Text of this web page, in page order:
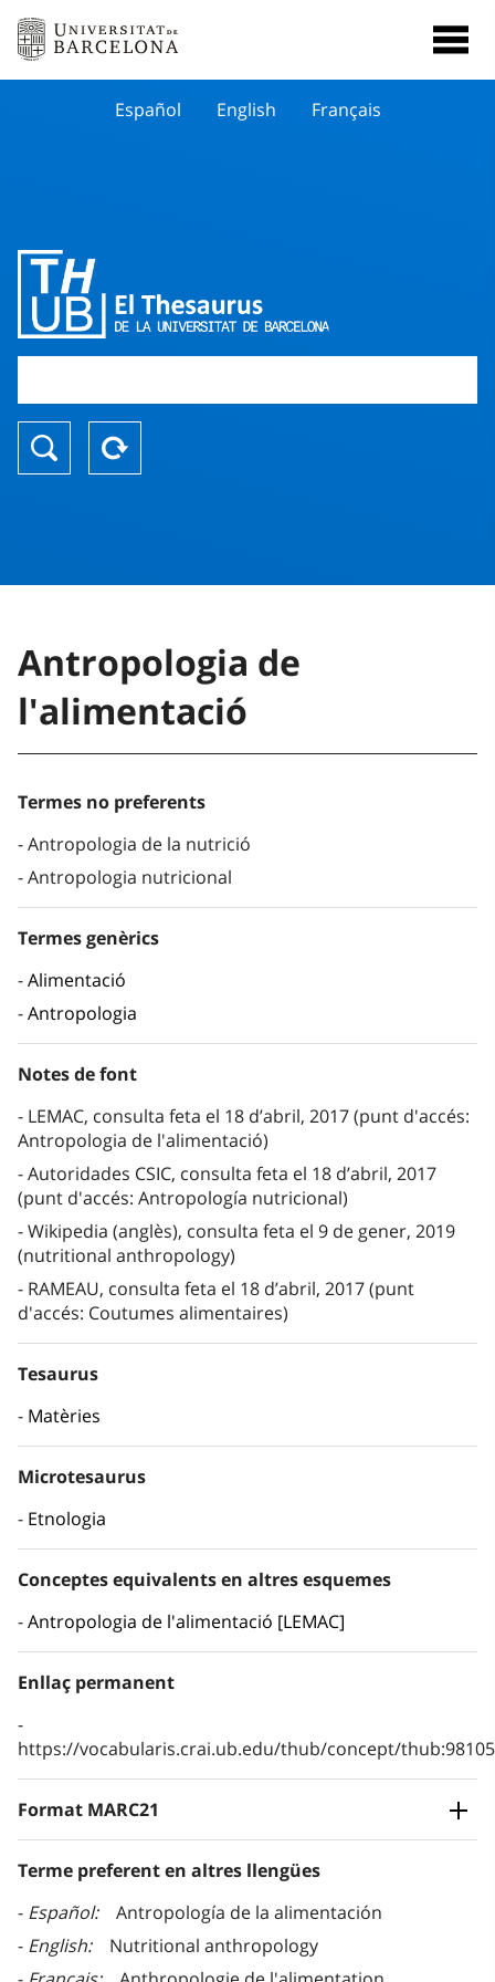
Español English Français
Antropologia de
l'alimentació
Termes no preferents
Antropologia de la nutrició
Antropologia nutricional
Termes genèrics
Alimentació
Antropologia
Notes de font
LEMAC, consulta feta el 18 d’abril, 2017 (punt d'accés:
Antropologia de l'alimentació)
Autoridades CSIC, consulta feta el 18 d’abril, 2017
(punt d'accés: Antropología nutricional)
Wikipedia (anglès), consulta feta el 9 de gener, 2019
(nutritional anthropology)
RAMEAU, consulta feta el 18 d’abril, 2017 (punt
d'accés: Coutumes alimentaires)
Tesaurus
Matèries
Microtesaurus
Etnologia
Conceptes equivalents en altres esquemes
Antropologia de l'alimentació [LEMAC]
Enllaç permanent
https://vocabularis.crai.ub.edu/thub/concept/
Format MARC21
Terme preferent en altres llengües
Español
Antropología de la alimentación
English
Nutritional anthropology